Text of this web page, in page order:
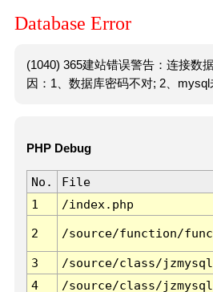
Database Error
(1040) 365建站错误警告：连接数
因：1、数据库密码不对; 2、mysql
PHP Debug
No. File
1
/index.php
2 /source/function/
3 /source/class/
4
/source/class/